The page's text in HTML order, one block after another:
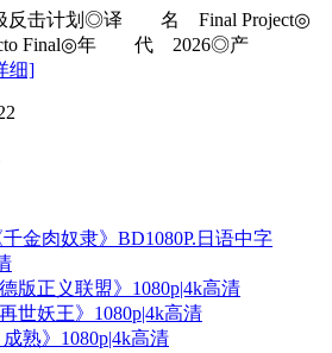
击计划◎译 名 Final Project◎
Final◎年 代 2026◎产
细]
千金肉奴隶》BD1080P.日语中字
版正义联盟》1080p|4k高清
世妖王》1080p|4k高清
成熟》1080p|4k高清